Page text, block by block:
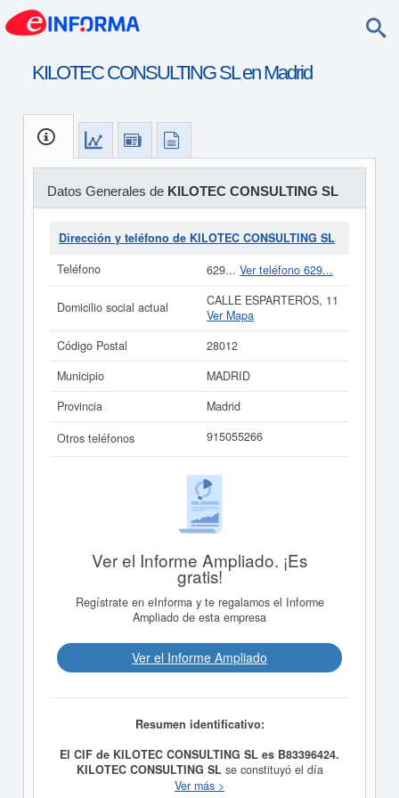
KILOTEC CONSULTING SL en Madrid
Datos Generales de KILOTEC CONSULTING SL
Dirección y teléfono de KILOTEC CONSULTING SL
Teléfono
629... Ver teléfono 629...
Domicilio social actual
CALLE ESPARTEROS, 11
Ver Mapa
Código Postal
28012
Municipio
MADRID
Provincia
Madrid
Otros teléfonos
915055266
Ver el Informe Ampliado. ¡Es
gratis!
Regístrate en eInforma y te regalamos el Informe
Ampliado de esta empresa
Ver el Informe Ampliado
Resumen identificativo:
El CIF de KILOTEC CONSULTING SL es B83396424.
KILOTEC CONSULTING SLse constituyó el día
10/09/2002 con el objetivo de PRESTACION DE
Ver más >